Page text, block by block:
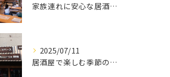
家族連れに安心な居酒屋体験
2025/07/11
居酒屋で楽しむ季節の味覚と生中継スポーツ観戦